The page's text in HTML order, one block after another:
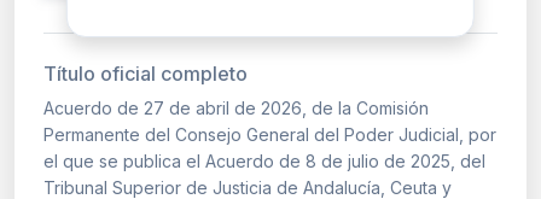
Título oficial completo
Acuerdo de 27 de abril de 2026, de la Comisión
Permanente del Consejo General del Poder Judicial, por
el que se publica el Acuerdo de 8 de julio de 2025, del
Tribunal Superior de Justicia de Andalucía, Ceuta y